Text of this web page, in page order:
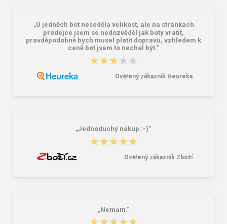
Školský batoh Bagmaster ALFA 21 C
- dinosaur green 23 l
Granite 5 21747-13 Slnečné
okuliare
„U jedněch bot neseděla velikost, ale na stránkách
prodejce jsem se nedozvěděl jak boty vrátit,
pravděpodobně bych musel platit dopravu, vzhledem k
ceně bot jsem to nechal být.“
★★★★★
★★★★★
Ověřený zákazník Heureka
„Jednoduchý nákup :-)“
★★★★★
★★★★★
Ověřený zákazník Zboží
„Nemám.“